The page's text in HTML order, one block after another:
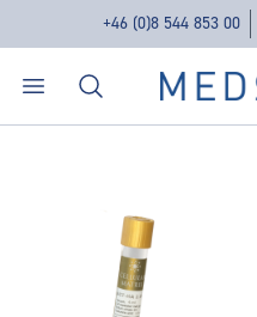
+46 (0)8 544 853 00
Öppna menyn
Sök Medicera |